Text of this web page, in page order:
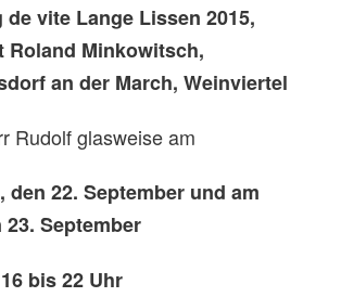
de vite Lange Lissen 2015,
Roland Minkowitsch,
an der March, Weinviertel
Rudolf glasweise am
den 22. September und am
September
bis 22 Uhr